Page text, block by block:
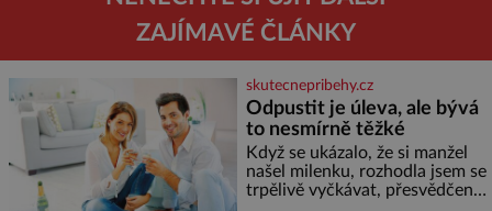
ZAJÍMAVÉ ČLÁNKY
skutecnepribehy.cz
Odpustit je úleva, ale bývá
to nesmírně těžké
Když se ukázalo, že si manžel
našel milenku, rozhodla jsem se
trpělivě vyčkávat, přesvědčena,